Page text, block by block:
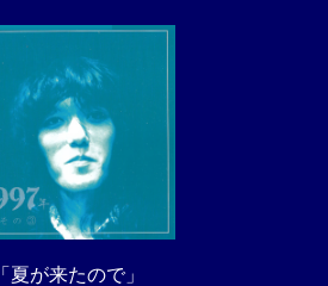
「夏が来たので」